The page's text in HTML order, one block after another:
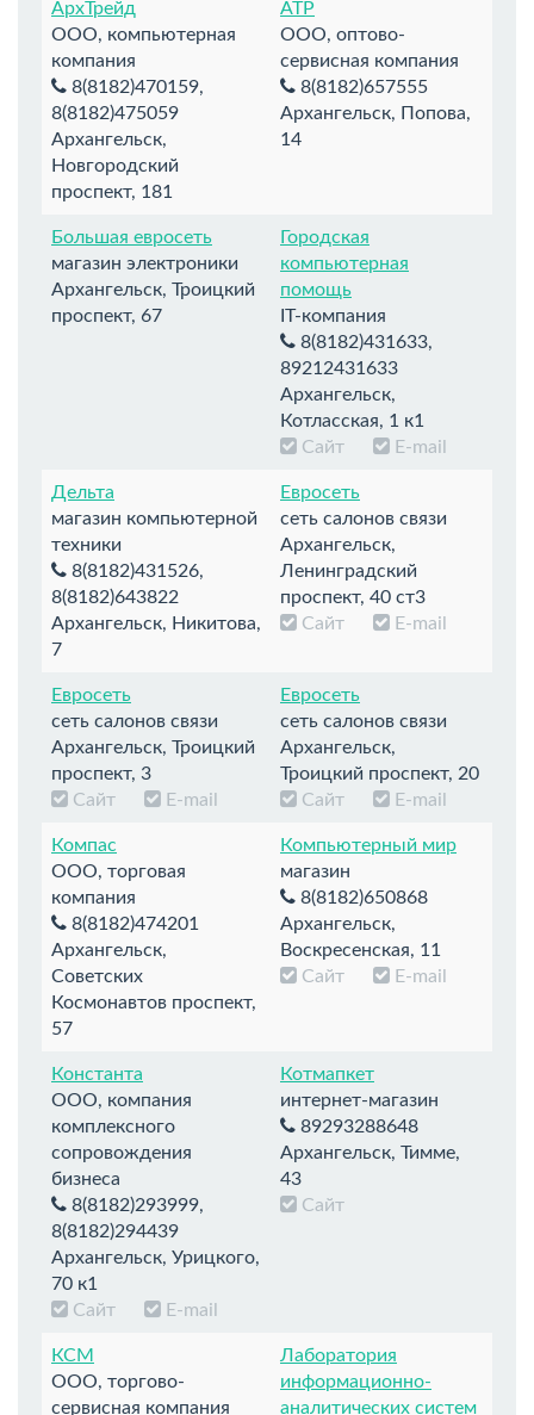
АрхТрейд
ООО, компьютерная
компания
8(8182)470159,
8(8182)475059
Архангельск,
Новгородский
проспект, 181
АТР
ООО, оптово-
сервисная компания
8(8182)657555
Архангельск, Попова,
14
Большая евросеть
магазин электроники
Архангельск, Троицкий
проспект, 67
Городская
компьютерная
помощь
IT-компания
8(8182)431633,
89212431633
Архангельск,
Котласская, 1 к1
Сайт
E-mail
Дельта
магазин компьютерной
техники
8(8182)431526,
8(8182)643822
Архангельск, Никитова,
7
Евросеть
сеть салонов связи
Архангельск,
Ленинградский
проспект, 40 ст3
Сайт
E-mail
Евросеть
сеть салонов связи
Архангельск, Троицкий
проспект, 3
Сайт
E-mail
Евросеть
сеть салонов связи
Архангельск,
Троицкий проспект, 20
Сайт
E-mail
Компас
ООО, торговая
компания
8(8182)474201
Архангельск,
Советских
Космонавтов проспект,
57
Компьютерный мир
магазин
8(8182)650868
Архангельск,
Воскресенская, 11
Сайт
E-mail
Константа
ООО, компания
комплексного
сопровождения
бизнеса
8(8182)293999,
8(8182)294439
Архангельск, Урицкого,
70 к1
Сайт
E-mail
Котмапкет
интернет-магазин
89293288648
Архангельск, Тимме,
43
Сайт
КСМ
ООО, торгово-
сервисная компания
Лаборатория
информационно-
аналитических систем